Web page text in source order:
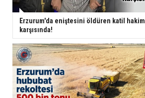
Erzurum'da eniştesini öldüren katil hakim
karşısında!